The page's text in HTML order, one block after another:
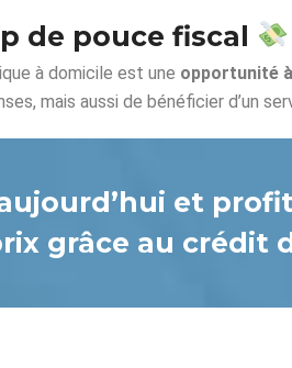
de pouce fiscal
à domicile est une opportunité
mais aussi de bénéficier d’un
et
grâce au crédit